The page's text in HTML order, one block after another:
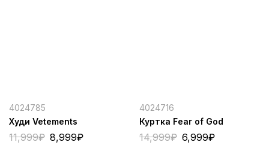
4024785
Худи Vetements
11,999₽ 8,999₽
4024716
Куртка Fear of God
14,999₽ 6,999₽